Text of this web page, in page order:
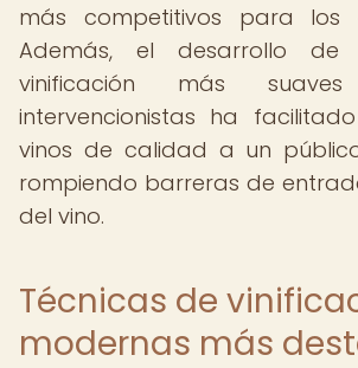
más competitivos para los
Además, el desarrollo de
vinificación más
intervencionistas ha
vinos de calidad a un
rompiendo barreras de
del vino.
Técnicas de
modernas más